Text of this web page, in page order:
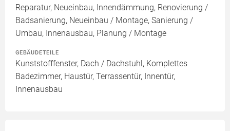
Reparatur, Neueinbau, Innendämmung, Renovierung /
Badsanierung, Neueinbau / Montage, Sanierung /
Umbau, Innenausbau, Planung / Montage
GEBÄUDETEILE
Kunststofffenster, Dach / Dachstuhl, Komplettes
Badezimmer, Haustür, Terrassentür, Innentür,
Innenausbau